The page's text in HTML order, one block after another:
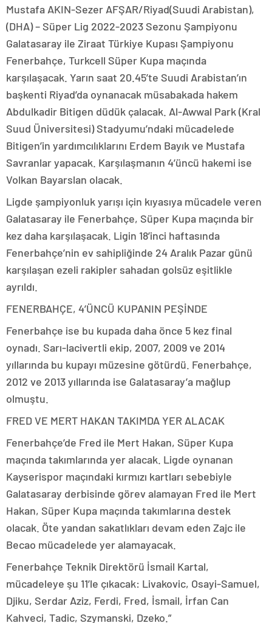
Mustafa AKIN-Sezer AFŞAR/Riyad(Suudi Arabistan),
(DHA) – Süper Lig 2022-2023 Sezonu Şampiyonu
Galatasaray ile Ziraat Türkiye Kupası Şampiyonu
Fenerbahçe, Turkcell Süper Kupa maçında
karşılaşacak. Yarın saat 20.45’te Suudi Arabistan’ın
başkenti Riyad’da oynanacak müsabakada hakem
Abdulkadir Bitigen düdük çalacak. Al-Awwal Park (Kral
Suud Üniversitesi) Stadyumu’ndaki mücadelede
Bitigen’in yardımcılıklarını Erdem Bayık ve Mustafa
Savranlar yapacak. Karşılaşmanın 4’üncü hakemi ise
Volkan Bayarslan olacak.
Ligde şampiyonluk yarışı için kıyasıya mücadele veren
Galatasaray ile Fenerbahçe, Süper Kupa maçında bir
kez daha karşılaşacak. Ligin 18’inci haftasında
Fenerbahçe’nin ev sahipliğinde 24 Aralık Pazar günü
karşılaşan ezeli rakipler sahadan golsüz eşitlikle
ayrıldı.
FENERBAHÇE, 4’ÜNCÜ KUPANIN PEŞİNDE
Fenerbahçe ise bu kupada daha önce 5 kez final
oynadı. Sarı-lacivertli ekip, 2007, 2009 ve 2014
yıllarında bu kupayı müzesine götürdü. Fenerbahçe,
2012 ve 2013 yıllarında ise Galatasaray’a mağlup
olmuştu.
FRED VE MERT HAKAN TAKIMDA YER ALACAK
Fenerbahçe’de Fred ile Mert Hakan, Süper Kupa
maçında takımlarında yer alacak. Ligde oynanan
Kayserispor maçındaki kırmızı kartları sebebiyle
Galatasaray derbisinde görev alamayan Fred ile Mert
Hakan, Süper Kupa maçında takımlarına destek
olacak. Öte yandan sakatlıkları devam eden Zajc ile
Becao mücadelede yer alamayacak.
Fenerbahçe Teknik Direktörü İsmail Kartal,
mücadeleye şu 11’le çıkacak: Livakovic, Osayi-Samuel,
Djiku, Serdar Aziz, Ferdi, Fred, İsmail, İrfan Can
Kahveci, Tadic, Szymanski, Dzeko.”